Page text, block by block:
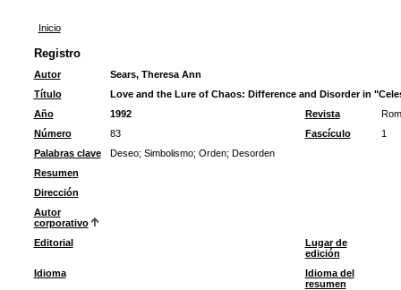
Inicio
Registro
Autor
Sears, Theresa Ann
Título
Love and the Lure of Chaos: Difference and Disorder in
Año
1992 Revista
Número
83 Fascículo
1
Palabras clave
Deseo; Simbolismo; Orden; Desorden
Resumen
Dirección
Autor
corporativo
Editorial
Lugar de
edición
Idioma
Idioma del
resumen